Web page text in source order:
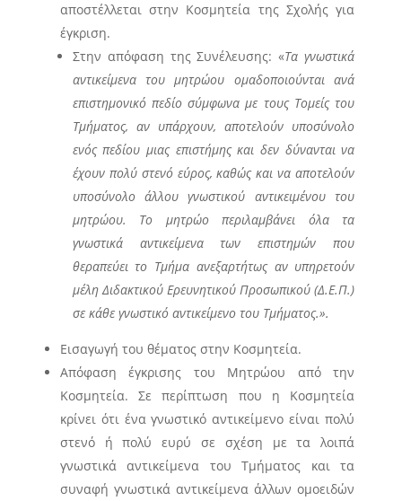
αποστέλλεται στην Κοσμητεία της Σχολής για
έγκριση.
Στην απόφαση της Συνέλευσης: «Τα γνωστικά
αντικείμενα του μητρώου ομαδοποιούνται ανά
επιστημονικό πεδίο σύμφωνα με τους Τομείς του
Τμήματος, αν υπάρχουν, αποτελούν υποσύνολο
ενός πεδίου μιας επιστήμης και δεν δύνανται να
έχουν πολύ στενό εύρος, καθώς και να αποτελούν
υποσύνολο άλλου γνωστικού αντικειμένου του
μητρώου. Το μητρώο περιλαμβάνει όλα τα
γνωστικά αντικείμενα των επιστημών που
θεραπεύει το Τμήμα ανεξαρτήτως αν υπηρετούν
μέλη Διδακτικού Ερευνητικού Προσωπικού (Δ.Ε.Π.)
σε κάθε γνωστικό αντικείμενο του Τμήματος.».
Εισαγωγή του θέματος στην Κοσμητεία.
Απόφαση έγκρισης του Μητρώου από την
Κοσμητεία. Σε περίπτωση που η Κοσμητεία
κρίνει ότι ένα γνωστικό αντικείμενο είναι πολύ
στενό ή πολύ ευρύ σε σχέση με τα λοιπά
γνωστικά αντικείμενα του Τμήματος και τα
συναφή γνωστικά αντικείμενα άλλων ομοειδών